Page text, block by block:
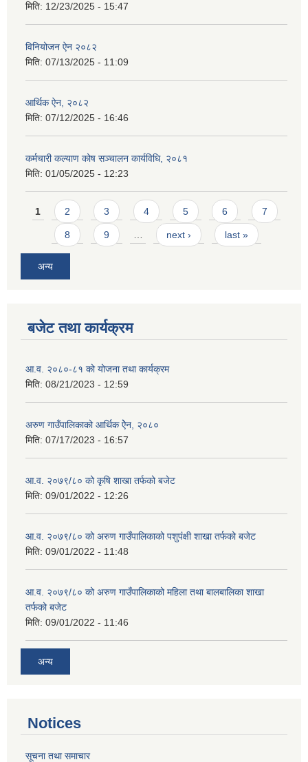
मिति: 12/23/2025 - 15:47
विनियोजन ऐन २०८२
मिति: 07/13/2025 - 11:09
आर्थिक ऐन, २०८२
मिति: 07/12/2025 - 16:46
कर्मचारी कल्याण कोष सञ्चालन कार्यविधि, २०८१
मिति: 01/05/2025 - 12:23
Pages
1 2 3 4 5 6 7
8 9 next › last »
अन्य
बजेट तथा कार्यक्रम
आ.व. २०८०-८१ को योजना तथा कार्यक्रम
मिति: 08/21/2023 - 12:59
अरुण गाउँपालिकाको आर्थिक ऐेन, २०८०
मिति: 07/17/2023 - 16:57
आ.व. २०७९/८० को कृषि शाखा तर्फको बजेट
मिति: 09/01/2022 - 12:26
आ.व. २०७९/८० को अरुण गाउँपालिकाको पशुपंक्षी शाखा तर्फको बजेट
मिति: 09/01/2022 - 11:48
आ.व. २०७९/८० को अरुण गाउँपालिकाको महिला तथा बालबालिका शाखा
तर्फको बजेट
मिति: 09/01/2022 - 11:46
अन्य
Notices
सूचना तथा समाचार